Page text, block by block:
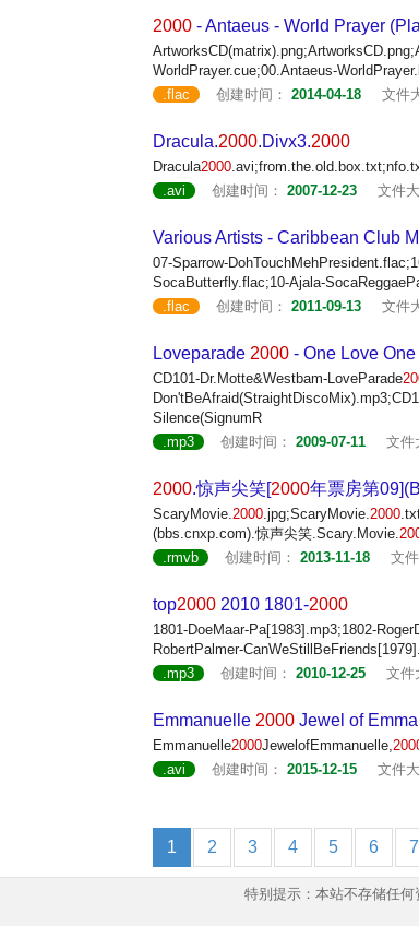
2000 - Antaeus - World Prayer
WorldPrayer.cue;00.Antaeus-
.flac
创建时间： 2014-04-18 文件
Dracula.2000.Divx3.2000
Dracula2000
.avi
创建时间： 2007-12-23 文件
Various Artists - Caribbean Club
07-Sparrow-
SocaButterfly.flac;10-Ajala-
.flac
创建时间： 2011-09-13 文件
Loveparade 2000 - One Love
CD101-Dr.Motte&Westbam-LoveParade
Silence(SignumR
.mp3
创建时间： 2009-07-11 文件
2000.惊声尖笑[2000年票房第
ScaryMovie.2000.jpg;ScaryMovie.2000
(bbs.cnxp.com).惊声尖笑.Scary.Movie.
.rmvb
创建时间： 2013-11-18 文
top2000 2010 1801-2000
1801-DoeMaar-Pa[1983].mp3;1802-
RobertPalmer-
.mp3
创建时间： 2010-12-25 文件
Emmanuelle 2000 Jewel of
Emmanuelle2000JewelofEmmanuelle,
.avi
创建时间： 2015-12-15 文件
1 2 3 4 5 6 7
特别提示：本站不存储任